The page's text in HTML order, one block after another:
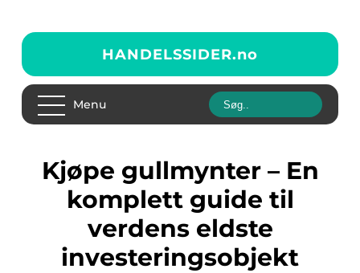
HANDELSSIDER.no
Menu
Kjøpe gullmynter – En
komplett guide til
verdens eldste
investeringsobjekt